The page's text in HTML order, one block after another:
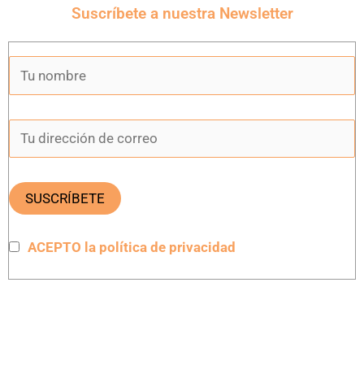
Suscríbete a nuestra Newsletter
ACEPTO la política de privacidad